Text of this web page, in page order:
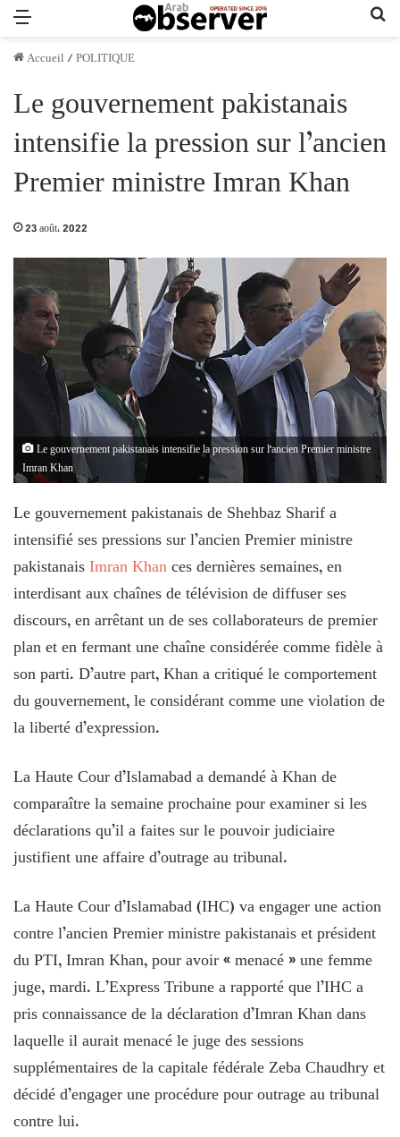
Accueil /POLITIQUE
Le gouvernement pakistanais
intensifie la pression sur l’ancien
Premier ministre Imran Khan
23 août، 2022
Le gouvernement pakistanais intensifie la pression sur l'ancien Premier ministre
Imran Khan
Le gouvernement pakistanais de Shehbaz Sharif a
intensifié ses pressions sur l’ancien Premier ministre
pakistanaisImran Khances dernières semaines, en
interdisant aux chaînes de télévision de diffuser ses
discours, en arrêtant un de ses collaborateurs de premier
plan et en fermant une chaîne considérée comme fidèle à
son parti. D’autre part, Khan a critiqué le comportement
du gouvernement, le considérant comme une violation de
la liberté d’expression.
La Haute Cour d’Islamabad a demandé à Khan de
comparaître la semaine prochaine pour examiner si les
déclarations qu’il a faites sur le pouvoir judiciaire
justifient une affaire d’outrage au tribunal.
La Haute Cour d’Islamabad (IHC) va engager une action
contre l’ancien Premier ministre pakistanais et président
du PTI, Imran Khan, pour avoir « menacé » une femme
juge, mardi. L’Express Tribune a rapporté que l’IHC a
pris connaissance de la déclaration d’Imran Khan dans
laquelle il aurait menacé le juge des sessions
supplémentaires de la capitale fédérale Zeba Chaudhry et
décidé d’engager une procédure pour outrage au tribunal
contre lui.